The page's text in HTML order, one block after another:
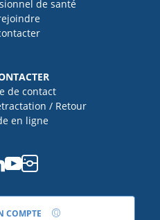
de santé
de contact
/ Retour
en ligne
Youtube
Instagram
COMPTE